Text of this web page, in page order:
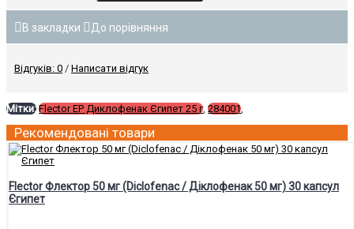
В закладки До порівняння
Відгуків: 0 / Написати відгук
Мітки: Flector EP Диклофенак Єгипет 25 г, 284001
Рекомендовані товари
Flector Флектор 50 мг (Diclofenac / Діклофенак 50 мг) 30 капсул
Єгипет